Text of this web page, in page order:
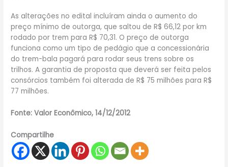
As alterações no edital incluíram ainda o aumento do
preço mínimo de outorga, que saltou de R$ 66,12 por km
rodado por trem para R$ 70,31. O preço de outorga
funciona como um tipo de pedágio que a concessionária
do trem-bala pagará para rodar seus trens sobre os
trilhos. A garantia de proposta que deverá ser feita pelos
consórcios também foi alterada de R$ 75 milhões para R$
77 milhões.
Fonte: Valor Econômico, 14/12/2012
Compartilhe